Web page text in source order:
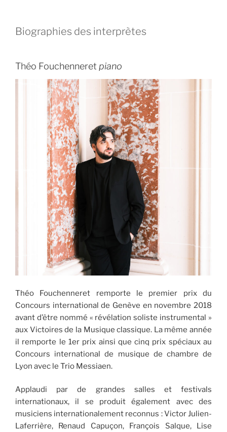
Biographies des interprètes
Théo Fouchenneret piano
Théo Fouchenneret remporte le premier prix du
Concours international de Genève en novembre 2018
avant d’être nommé « révélation soliste instrumental »
aux Victoires de la Musique classique. La même année
il remporte le 1er prix ainsi que cinq prix spéciaux au
Concours international de musique de chambre de
Lyon avec le Trio Messiaen.
Applaudi par de grandes salles et festivals
internationaux, il se produit également avec des
musiciens internationalement reconnus : Victor Julien-
Laferrière, Renaud Capuçon, François Salque, Lise